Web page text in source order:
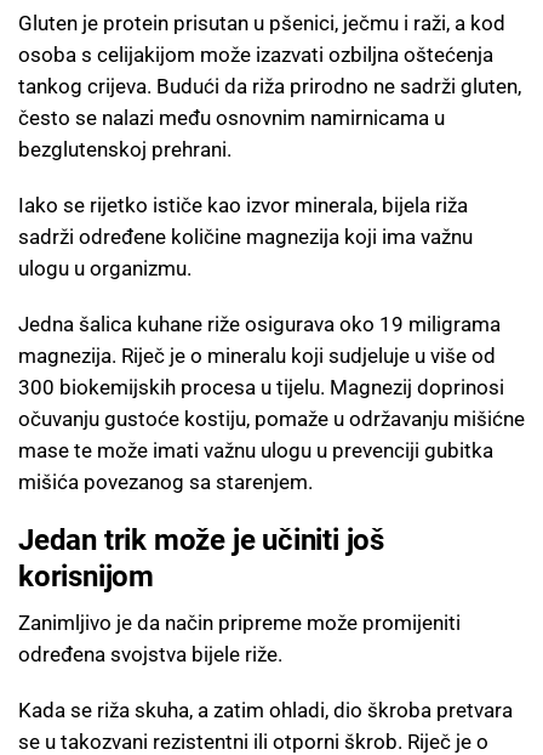
Gluten je protein prisutan u pšenici, ječmu i raži, a kod
osoba s celijakijom može izazvati ozbiljna oštećenja
tankog crijeva. Budući da riža prirodno ne sadrži gluten,
često se nalazi među osnovnim namirnicama u
bezglutenskoj prehrani.
Iako se rijetko ističe kao izvor minerala, bijela riža
sadrži određene količine magnezija koji ima važnu
ulogu u organizmu.
Jedna šalica kuhane riže osigurava oko 19 miligrama
magnezija. Riječ je o mineralu koji sudjeluje u više od
300 biokemijskih procesa u tijelu. Magnezij doprinosi
očuvanju gustoće kostiju, pomaže u održavanju mišićne
mase te može imati važnu ulogu u prevenciji gubitka
mišića povezanog sa starenjem.
Jedan trik može je učiniti još
korisnijom
Zanimljivo je da način pripreme može promijeniti
određena svojstva bijele riže.
Kada se riža skuha, a zatim ohladi, dio škroba pretvara
se u takozvani rezistentni ili otporni škrob. Riječ je o